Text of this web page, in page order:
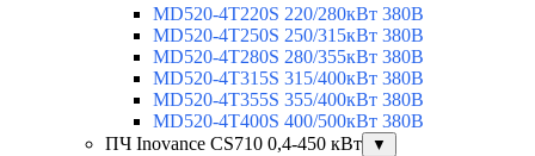
MD520-4T220S 220/280кВт 380В
MD520-4T250S 250/315кВт 380В
MD520-4T280S 280/355кВт 380В
MD520-4T315S 315/400кВт 380В
MD520-4T355S 355/400кВт 380В
MD520-4T400S 400/500кВт 380В
ПЧ Inovance CS710 0,4-450 кВт
▼